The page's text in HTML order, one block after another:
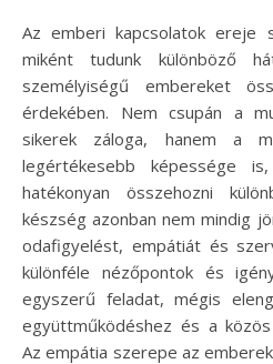
Az emberi kapcsolatok ereje sokszor múlik azon, hogy
miként tudunk különböző
személyiségű embereket
érdekében. Nem csupán a
sikerek záloga, hanem a
legértékesebb képessége
hatékonyan összehozni
készség azonban nem mindig
odafigyelést, empátiát és
különféle nézőpontok és
egyszerű feladat, mégis
együttműködéshez és a
Az empátia szerepe az